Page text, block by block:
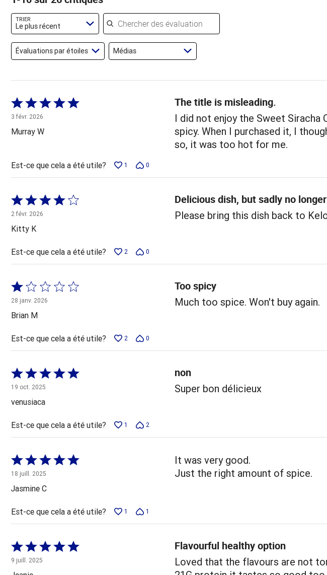
évaluateurs
TRIER
Le plus récent
Chercher des évaluations
Évaluations par étoiles Médias
Coté
5 sur
5
3 févr. 2026
Murray W
The title is misleading.
I did not enjoy the Sweet
spicy. When I purchased it, I
so, it was too hot for me.
Est-ce que cela a été utile? 1 0
Coté
4 sur
5
2 févr. 2026
Kitty K
Delicious dish, but sadly no
Please bring this dish back to
Est-ce que cela a été utile? 2 0
Coté
1 sur
5
28 janv. 2026
Brian M
Too spicy
Much too spice. Won't buy again.
Est-ce que cela a été utile? 2 0
Coté
5 sur
19 oct. 2025
venusiaca
non
Super bon délicieux
Est-ce que cela a été utile? 1 2
Coté
5 sur
5
18 juill. 2025
Jasmine C
It was very good.
Just the right amount of spice.
Est-ce que cela a été utile? 1 1
Coté
5 sur
5
9 juill. 2025
Flavourful healthy option
Loved that the flavours are not